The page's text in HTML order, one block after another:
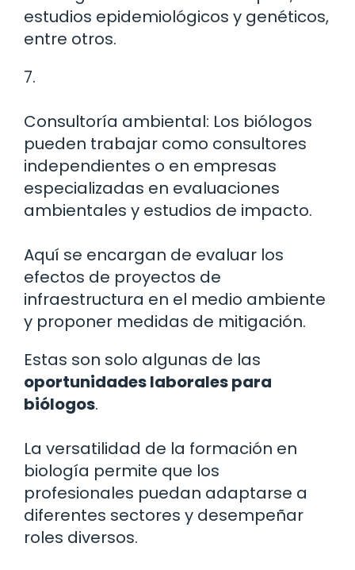
estudios epidemiológicos y genéticos,
entre otros.
7.
Consultoría ambiental: Los biólogos
pueden trabajar como consultores
independientes o en empresas
especializadas en evaluaciones
ambientales y estudios de impacto.
Aquí se encargan de evaluar los
efectos de proyectos de
infraestructura en el medio ambiente
y proponer medidas de mitigación.
Estas son solo algunas de las
oportunidades laborales para
biólogos.
La versatilidad de la formación en
biología permite que los
profesionales puedan adaptarse a
diferentes sectores y desempeñar
roles diversos.